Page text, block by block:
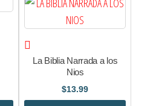
La Biblia Narrada a los
Nios
$13.99